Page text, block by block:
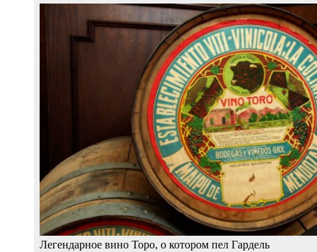
Легендарное вино Торо, о котором пел Гардель